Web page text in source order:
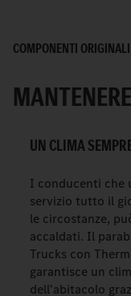
COMPONENTI
UN CLIMA
I conducenti che
servizio tutto il
le circostanze,
accaldati. Il
Trucks con
garantisce un
dell'abitacolo